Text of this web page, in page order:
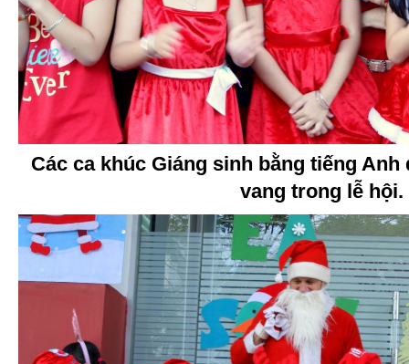
Các ca khúc Giáng sinh bằng tiếng
vang trong lễ hội.